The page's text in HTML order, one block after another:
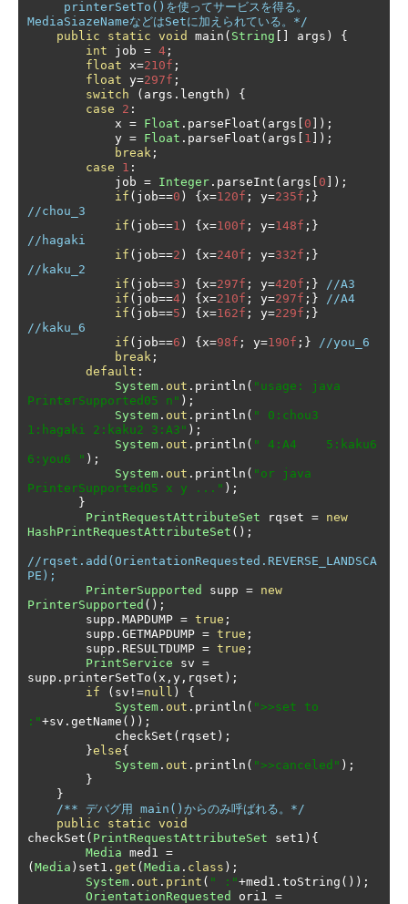
MediaSiazeNameなどはSetに加えられている。*/
public
static void main ( String [] args )
{
int job = 4 ;
float x=210f ;
float y=297f ;
switch
( args . length )
{
case
2 :
            x
= Float . parseFloat ( args [ 0 ]);
            y
= Float . parseFloat ( args [ 1 ]);
break ;
case
1 :
            job
= Integer . parseInt ( args [ 0 ]);
if ( job==0 ) {x=120f ; y=235f ;}
//chou_3
if ( job==1 ) {x=100f ; y=148f ;}
//hagaki
if ( job==2 ) {x=240f ; y=332f ;}
//kaku_2
if ( job==3 ) {x=297f ; y=420f ;}
//A3
if ( job==4) {x=210f ; y=297f ;}
//A4
if ( job==5 ) {x=162f ; y=229f ;}
//kaku_6
if ( job==6 ) {x=98f ; y=190f ;}
//you_6
break ;
default :
System . out . println ( "usage: java
PrinterSupported05 n" );
System . out . println ( " 0:chou3
1:hagaki 2:kaku2 3:A3" );
System . out . println ( " 4:A4    5:kaku6
6:you6 " );
System . out . println ( "or java
PrinterSupported05 x y ..." );
}
PrintRequestAttributeSet rqset = new
HashPrintRequestAttributeSet ();
//rqset.add(OrientationRequested.REVERSE_LANDSCA
PE);
PrinterSupported
supp = new
PrinterSupported ();
        supp
. MAPDUMP = true ;
        supp
. GETMAPDUMP = true ;
        supp
. RESULTDUMP = true ;
PrintService sv =
supp . printerSetTo ( x , y , rqset );
if
( sv !=null )
{
System . out . println ( ">>set to
:"+sv . getName ());
            checkSet
( rqset );
}else{
System . out . println ( ">>canceled" );
}
}
/** デバグ用 main()からのみ呼ばれる。*/
public
static void
checkSet ( PrintRequestAttributeSet set1 ){
Media med1 =
(Media ) set1 . get (Media . class );
System . out . print ( " :"+med1 . toString ());
OrientationRequested
ori1 =